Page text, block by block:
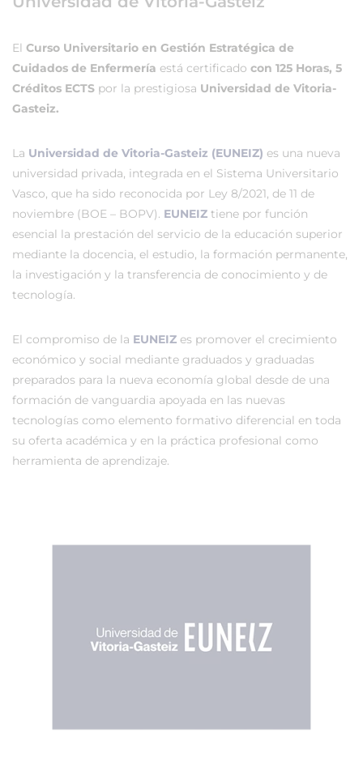
El Curso Universitario en Gestión Estratégica de
Cuidados de Enfermería está certificado con 125 Horas, 5
Créditos ECTS por la prestigiosa Universidad de Vitoria-
Gasteiz.
La Universidad de Vitoria-Gasteiz (EUNEIZ) es una nueva
universidad privada, integrada en el Sistema Universitario
Vasco, que ha sido reconocida por Ley 8/2021, de 11 de
noviembre (BOE – BOPV). EUNEIZ tiene por función
esencial la prestación del servicio de la educación superior
mediante la docencia, el estudio, la formación permanente,
la investigación y la transferencia de conocimiento y de
tecnología.
El compromiso de la EUNEIZ es promover el crecimiento
económico y social mediante graduados y graduadas
preparados para la nueva economía global desde de una
formación de vanguardia apoyada en las nuevas
tecnologías como elemento formativo diferencial en toda
su oferta académica y en la práctica profesional como
herramienta de aprendizaje.